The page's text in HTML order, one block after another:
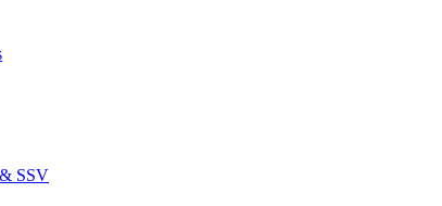
SSV